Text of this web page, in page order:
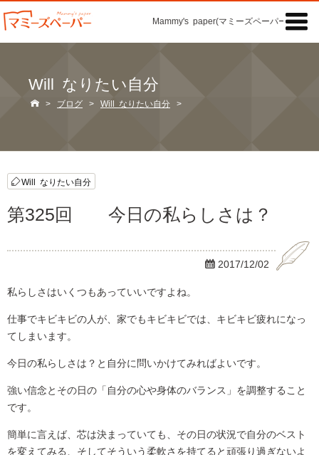
Mammy's paper(マミーズペーパー)の「記事

Will なりたい自分
 > ブログ > Will なりたい自分 >
Will なりたい自分
第325回 今日の私らしさは？
 2017/12/02
私らしさはいくつもあっていいですよね。
仕事でキビキビの人が、家でもキビキビでは、キビキビ疲れになっ
てしまいます。
今日の私らしさは？と自分に問いかけてみればよいです。
強い信念とその日の「自分の心や身体のバランス」を調整すること
です。
簡単に言えば、芯は決まっていても、その日の状況で自分のベスト
を変えてみる、そしてそういう柔軟さを持てると頑張り過ぎないよ